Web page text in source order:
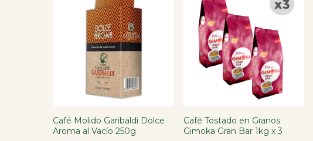
Café Molido Garibaldi Dolce
Aroma al Vacío 250g
Café Tostado en Granos
Gimoka Gran Bar 1kg x 3